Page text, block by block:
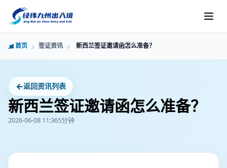
首页 签证资讯 新西兰签证邀请函怎么准备？
←返回资讯列表
新西兰签证邀请函怎么准备？
2026-06-08 11:365分钟